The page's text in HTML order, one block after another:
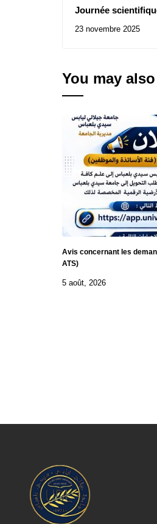
Journée
23 novembre 2025
You may
Avis concernant les
ATS)
5 août, 2026